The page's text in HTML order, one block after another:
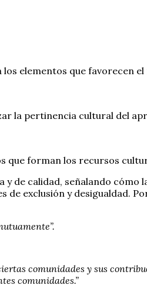
elementos que favorecen
la pertinencia cultural del
que forman los recursos
de calidad, señalando cómo
exclusión y desigualdad.
comunidades y sus
comunidades.”